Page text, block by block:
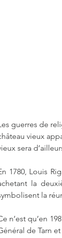
guerres de
vieux
sera
1780, Louis
la
la
n’est qu’en
de Tarn